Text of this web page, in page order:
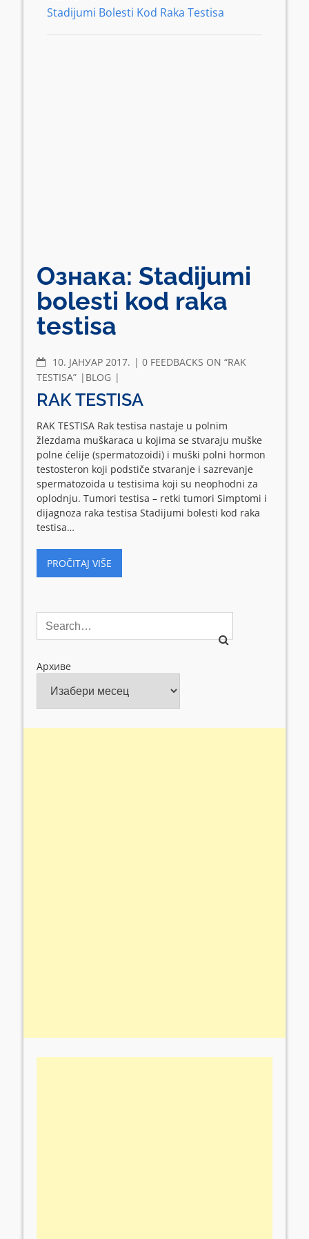
Stadijumi Bolesti Kod Raka Testisa
Ознака: Stadijumi
bolesti kod raka
testisa
10. ЈАНУАР 2017. COMMENTS
0 FEEDBACKS ON “RAK
TESTISA”
BLOG
RAK TESTISA
RAK TESTISA Rak testisa nastaje u polnim
žlezdama muškaraca u kojima se stvaraju muške
polne ćelije (spermatozoidi) i muški polni hormon
testosteron koji podstiče stvaranje i sazrevanje
spermatozoida u testisima koji su neophodni za
oplodnju. Tumori testisa – retki tumori Simptomi i
dijagnoza raka testisa Stadijumi bolesti kod raka
testisa…
PROČITAJ VIŠE
Архиве